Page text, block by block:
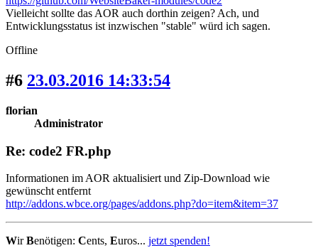
Vielleicht sollte das AOR auch dorthin zeigen? Ach, und
Entwicklungsstatus ist inzwischen "stable" würd ich sagen.
Offline
#6 23.03.2016 14:33:54
florian
Administrator
Re: code2 FR.php
Informationen im AOR aktualisiert und Zip-Download wie
gewünscht entfernt
http://addons.wbce.org/pages/addons.php?do=item&item=37
WirBenötigen: Cents, Euros... jetzt spenden!